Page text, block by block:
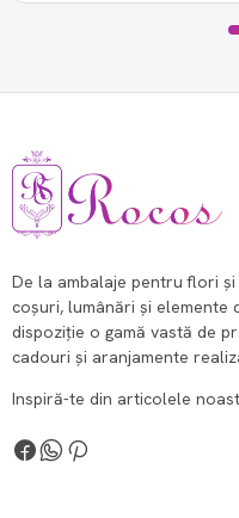
De la ambalaje pentru flori
coșuri, lumânări și elemente
dispoziție o gamă vastă de
cadouri și aranjamente
Inspiră-te din articolele